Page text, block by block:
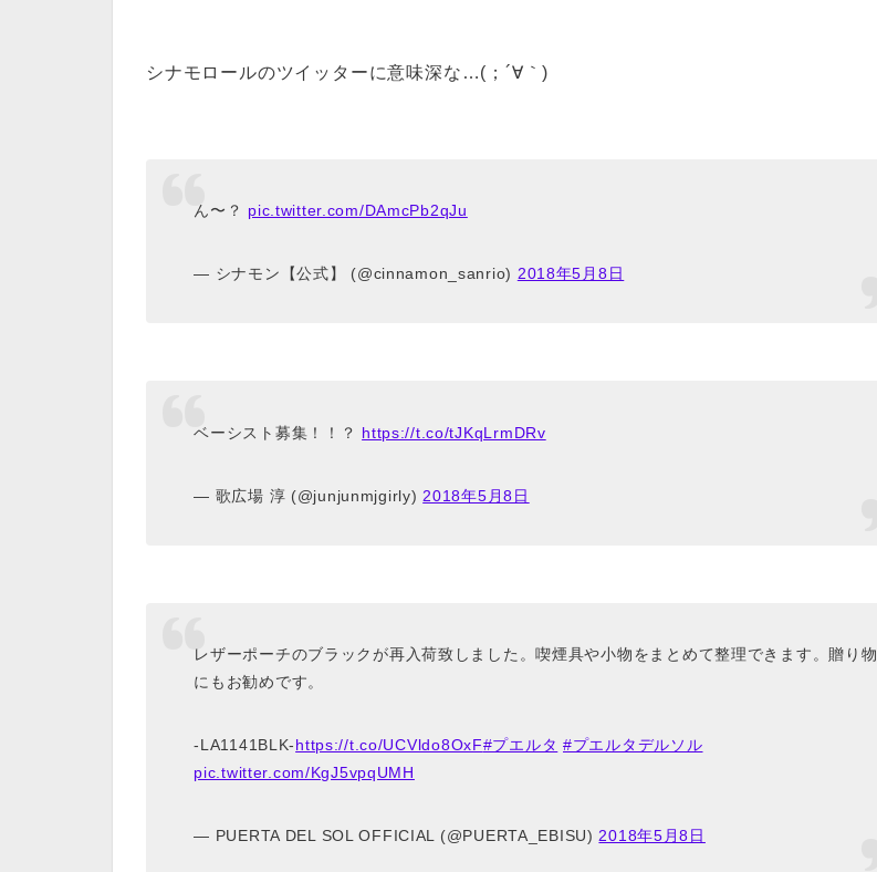
シナモロールのツイッターに意味深な…(；´∀｀)
ん〜？ pic.twitter.com/DAmcPb2qJu
— シナモン【公式】 (@cinnamon_sanrio) 2018年5月8日
ベーシスト募集！！？ https://t.co/tJKqLrmDRv
— 歌広場 淳 (@junjunmjgirly) 2018年5月8日
レザーポーチのブラックが再入荷致しました。喫煙具や小物をまとめて整理できます。贈り物
にもお勧めです。
-LA1141BLK-https://t.co/UCVldo8OxF#プエルタ #プエルタデルソル
pic.twitter.com/KgJ5vpqUMH
— PUERTA DEL SOL OFFICIAL (@PUERTA_EBISU)2018年5月8日